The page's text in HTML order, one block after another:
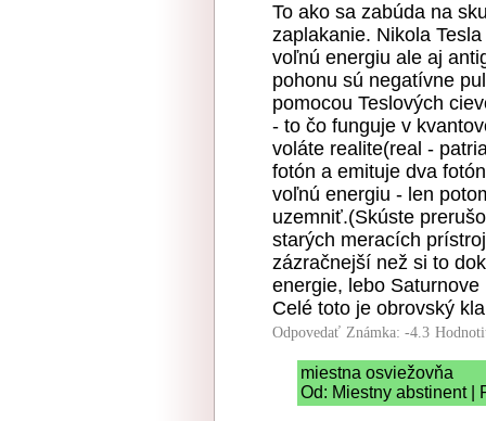
To ako sa zabúda na
zaplakanie. Nikola
voľnú energiu ale aj
pohonu sú negatívne
pomocou Teslových
- to čo funguje v
voláte realite(real -
fotón a emituje dva
voľnú energiu - len
uzemniť.(Skúste
starých meracích
zázračnejší než si to
energie, lebo
Celé toto je obrovský
Odpovedať Známka: -4.3
miestna osviežovňa
Od: Miestny abstinent |